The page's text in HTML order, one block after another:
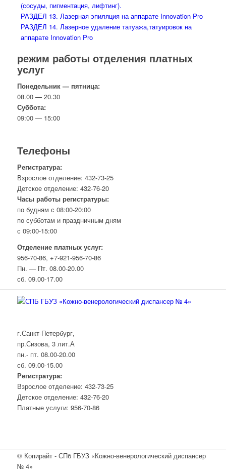
(сосуды, пигментация, лифтинг).
РАЗДЕЛ 13. Лазерная эпиляция на аппарате Innovation Pro
РАЗДЕЛ 14. Лазерное удаление татуажа,татуировок на
аппарате Innovation Pro
режим работы отделения платных
услуг
Понедельник — пятница:
08.00 — 20.30
Суббота:
09:00 — 15:00
Телефоны
Регистратура:
Взрослое отделение: 432-73-25
Детское отделение: 432-76-20
Часы работы регистратуры:
по будням с 08:00-20:00
по субботам и праздничным дням
с 09:00-15:00
Отделение платных услуг:
956-70-86, +7-921-956-70-86
Пн. — Пт. 08.00-20.00
сб. 09.00-17.00
г.Санкт-Петербург,
пр.Сизова, 3 лит.А
пн.- пт. 08.00-20.00
сб. 09.00-15.00
Регистратура:
Взрослое отделение: 432-73-25
Детское отделение: 432-76-20
Платные услуги: 956-70-86
© Копирайт - СПб ГБУЗ «Кожно-венерологический диспансер
№ 4»